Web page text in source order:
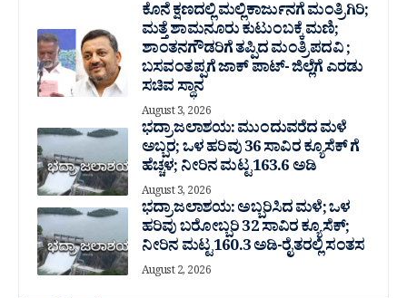
ಕೊನೆ ಕ್ಷಣದಲ್ಲಿ ಮಲ್ಲಿಕಾರ್ಜುನಗೆ ಮಂತ್ರಿಗಿರಿ;
ಮತ್ತೆ ಶಾಮನೂರು ಕುಟುಂಬಕ್ಕೆ ಮಣಿ;
ಶಾಂತನಗೌಡರಿಗೆ ತಪ್ಪಿದ ಮಂತ್ರಿ ಪದವಿ ;
ಬಸವಂತಪ್ಪಗೆ ಜಾಕ್ ಪಾಟ್- ಜಿಲ್ಲೆಗೆ ಎರಡು
ಸಚಿವ ಸ್ಥಾನ
August 3, 2026
ಭದ್ರಾ ಜಲಾಶಯ: ಮುಂದುವರೆದ ಮಳೆ
ಅಬ್ಬರ; ಒಳ ಹರಿವು 36 ಸಾವಿರ‌ ಕ್ಯೂಸೆಕ್ ಗೆ
ಹೆಚ್ಚಳ; ನೀರಿನ ಮಟ್ಟ 163.6 ಅಡಿ
August 3, 2026
ಭದ್ರಾ ಜಲಾಶಯ: ಅಬ್ಬರಿಸಿದ ಮಳೆ; ಒಳ
ಹರಿವು ಬರೋಬ್ಬರಿ 32 ಸಾವಿರ‌ ಕ್ಯೂಸೆಕ್;
ನೀರಿನ ಮಟ್ಟ 160.3 ಅಡಿ-ರೈತರಲ್ಲಿ ಸಂತಸ
August 2, 2026